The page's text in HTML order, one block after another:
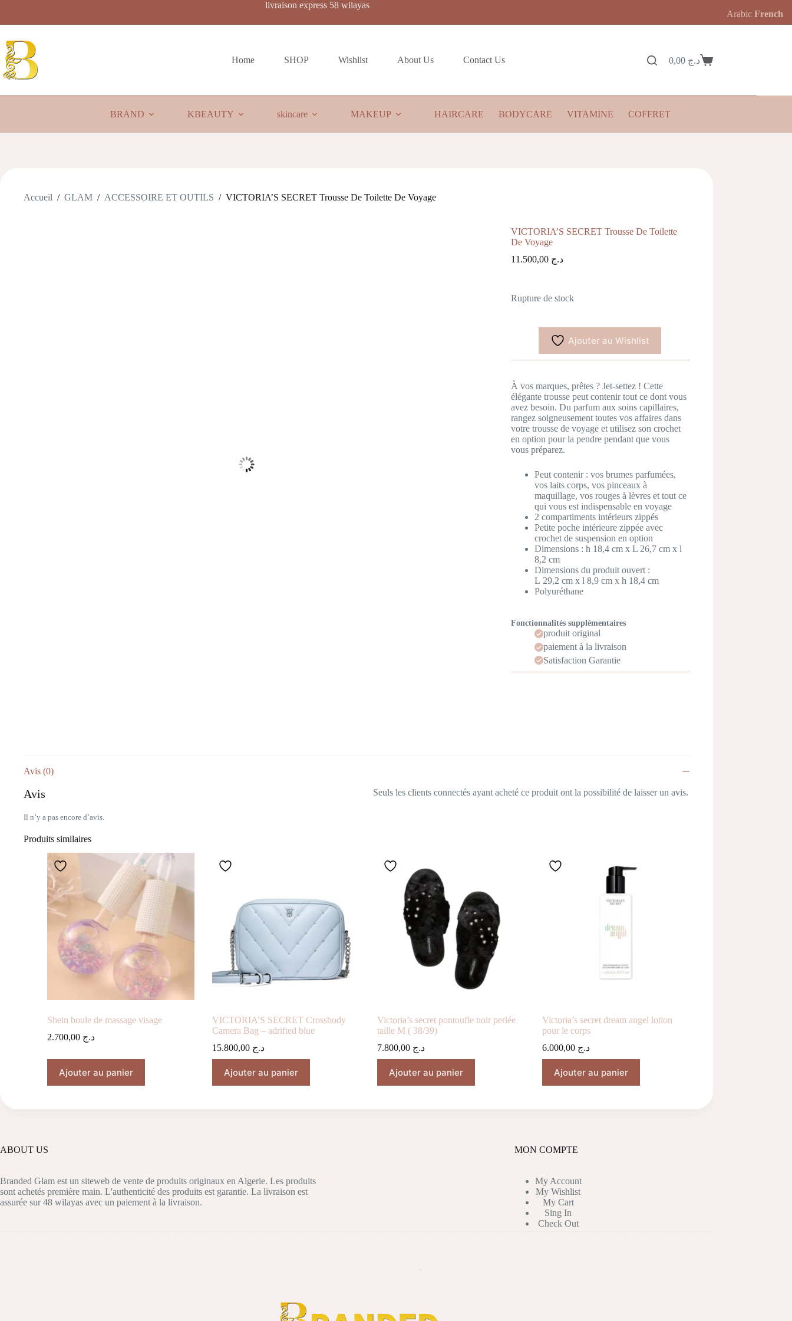
contenu
livraison express 58 wilayas
Home SHOP Wishlist About Us Contact Us
Panierد.ج 0,00
BRAND KBEAUTY skincare MAKEUP HAIRCARE BODYCARE VITAMINE COFFRET
Accueil / GLAM / ACCESSOIRE ET OUTILS / VICTORIA’S SECRET Trousse De Toilette De Voyage
VICTORIA’S SECRET Trousse De Toilette
De Voyage
د.ج 11.500,00
Rupture de stock
Ajouter au Wishlist
À vos marques, prêtes ? Jet-settez ! Cette
élégante trousse peut contenir tout ce dont vous
avez besoin. Du parfum aux soins capillaires,
rangez soigneusement toutes vos affaires dans
votre trousse de voyage et utilisez son crochet
en option pour la pendre pendant que vous
vous préparez.
Peut contenir : vos brumes parfumées,
vos laits corps, vos pinceaux à
maquillage, vos rouges à lèvres et tout ce
qui vous est indispensable en voyage
2 compartiments intérieurs zippés
Petite poche intérieure zippée avec
crochet de suspension en option
Dimensions : h 18,4 cm x L 26,7 cm x l
8,2 cm
Dimensions du produit ouvert :
L 29,2 cm x l 8,9 cm x h 18,4 cm
Polyuréthane
Fonctionnalités supplémentaires
produit original
paiement à la livraison
Satisfaction Garantie
Avis (0)
Avis
Il n’y a pas encore d’avis.
Seuls les clients connectés ayant acheté ce produit ont la possibilité de laisser un avis.
Produits similaires
Shein boule de massage visage
د.ج
Ajouter au panier
VICTORIA’S SECRET Crossbody
Camera Bag – adrifted blue
د.ج 15.800,00
Ajouter au panier
Victoria’s secret pontoufle noir perlée
taille M ( 38/39)
د.ج 7.800,00
Ajouter au panier
Victoria’s secret dream angel lotion
pour le corps
د.ج 6.000,00
Ajouter au panier
ABOUT US
Branded Glam est un siteweb de vente de produits originaux en Algerie. Les produits
sont achetés première main. L'authenticité des produits est garantie. La livraison est
assurée sur 48 wilayas avec un paiement à la livraison.
MON COMPTE
My Account
My Wishlist
My Cart
Sing In
Check Out
Arabic French